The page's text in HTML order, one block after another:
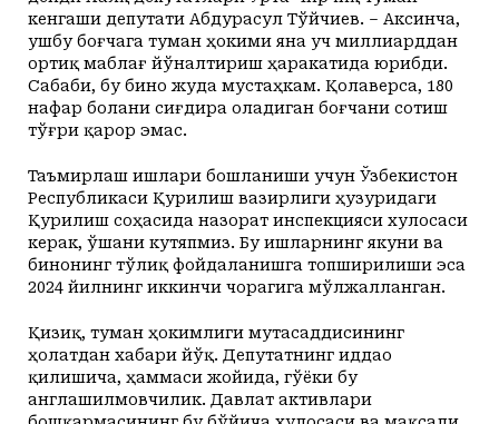
кенгаши депутати Абдурасул Тўйчиев. – Аксинча,
ушбу боғчага туман ҳокими яна уч миллиарддан
ортиқ маблағ йўналтириш ҳаракатида юрибди.
Сабаби, бу бино жуда мустаҳкам. Қолаверса, 180
нафар болани сиғдира оладиган боғчани сотиш
тўғри қарор эмас.
Таъмирлаш ишлари бошланиши учун Ўзбекистон
Республикаси Қурилиш вазирлиги ҳузуридаги
Қурилиш соҳасида назорат инспекцияси хулосаси
керак, ўшани кутяпмиз. Бу ишларнинг якуни ва
бинонинг тўлиқ фойдаланишга топширилиши эса
2024 йилнинг иккинчи чорагига мўлжалланган.
Қизиқ, туман ҳокимлиги мутасаддисининг
ҳолатдан хабари йўқ. Депутатнинг иддао
қилишича, ҳаммаси жойида, гўёки бу
англашилмовчилик. Давлат активлари